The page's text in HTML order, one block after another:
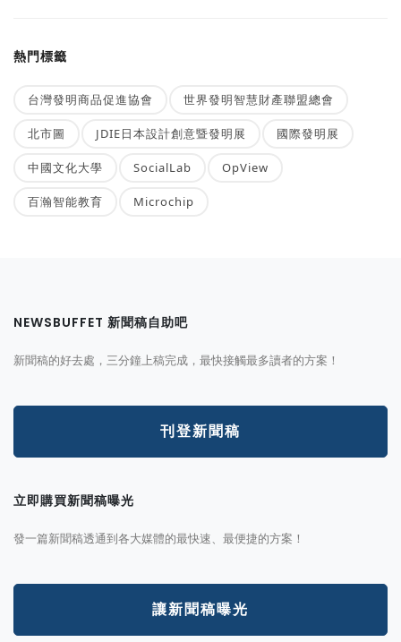
熱門標籤
台灣發明商品促進協會 世界發明智慧財產聯盟總會
北市圖 JDIE日本設計創意暨發明展 國際發明展
中國文化大學 SocialLab OpView
百瀚智能教育 Microchip
NEWSBUFFET 新聞稿自助吧
新聞稿的好去處，三分鐘上稿完成，最快接觸最多讀者的方案！
刊登新聞稿
立即購買新聞稿曝光
發一篇新聞稿透通到各大媒體的最快速、最便捷的方案！
讓新聞稿曝光